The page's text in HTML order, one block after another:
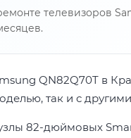
телевизоров
QN82Q70T в
так и с
82-дюймовых